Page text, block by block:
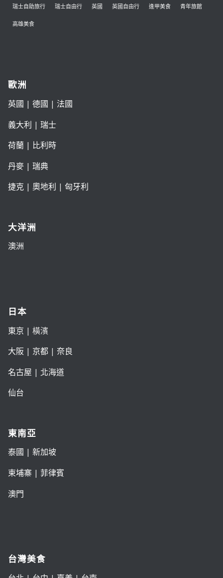
瑞士自助旅行 瑞士自由行 英國 英國自由行 逢甲美食 青年旅館
高雄美食
歐洲
英國 | 德國 | 法國
義大利 | 瑞士
荷蘭| 比利時
丹麥| 瑞典
捷克| 奧地利 | 匈牙利
大洋洲
澳洲
日本
東京 | 橫濱
大阪 | 京都| 奈良
名古屋 | 北海道
仙台
東南亞
泰國 | 新加坡
柬埔寨 | 菲律賓
澳門
台灣美食